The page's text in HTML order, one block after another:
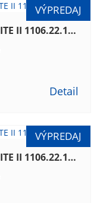
JOMA BEŽECKÉ 3/4 NOHAVICE ELITE II 1106.22.1041
Detail
JOMA BEŽECKÉ 3/4 NOHAVICE ELITE II 1106.22.1042